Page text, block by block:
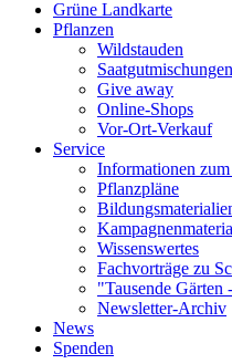
Grüne Landkarte
Pflanzen
Wildstauden
Saatgutmischungen
Give away
Online-Shops
Vor-Ort-Verkauf
Service
Informationen
Pflanzpläne
Wissenswertes
Fachvorträge zu
"Tausende Gärten
Newsletter-Archiv
News
Spenden